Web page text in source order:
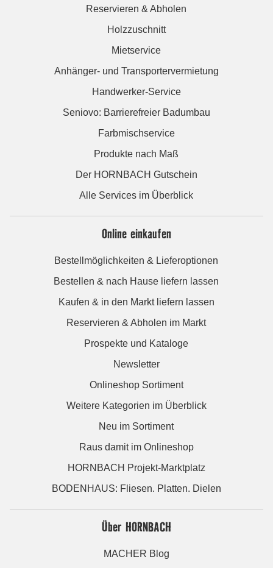
Reservieren & Abholen
Holzzuschnitt
Mietservice
Anhänger- und Transportervermietung
Handwerker-Service
Seniovo: Barrierefreier Badumbau
Farbmischservice
Produkte nach Maß
Der HORNBACH Gutschein
Alle Services im Überblick
Online einkaufen
Bestellmöglichkeiten & Lieferoptionen
Bestellen & nach Hause liefern lassen
Kaufen & in den Markt liefern lassen
Reservieren & Abholen im Markt
Prospekte und Kataloge
Newsletter
Onlineshop Sortiment
Weitere Kategorien im Überblick
Neu im Sortiment
Raus damit im Onlineshop
HORNBACH Projekt-Marktplatz
BODENHAUS: Fliesen. Platten. Dielen
Über HORNBACH
MACHER Blog